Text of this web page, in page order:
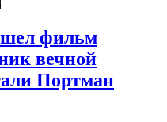
фильм
вечной
Портман